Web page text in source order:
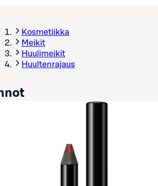
Kosmetiikka
Meikit
Huulimeikit
Huultenrajaus